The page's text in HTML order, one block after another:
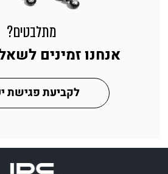
מתלבטים?
אנחנו זמינים
לקביעת פגישת